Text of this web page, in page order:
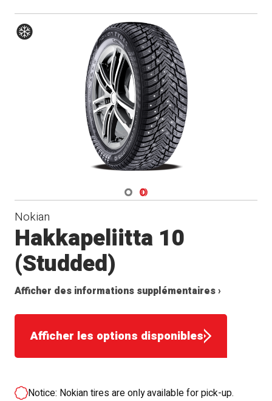
Navigate 1
Navigate 2
Nokian
Hakkapeliitta 10
(Studded)
Afficher des informations supplémentaires ›
Afficher les options disponibles
Notice: Nokian tires are only available for pick-up.